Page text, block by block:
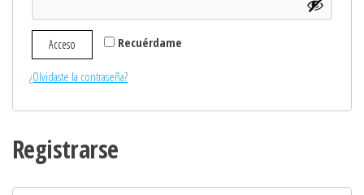
Recuérdame
Acceso
¿Olvidaste la contraseña?
Registrarse